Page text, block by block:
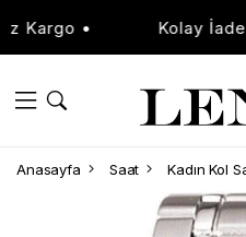
• Kolay İade •
Anasayfa Saat Kadın Kol